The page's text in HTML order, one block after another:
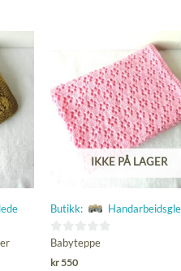
IKKE PÅ LAGER
Butikk:
0
ut
Babyteppe
kr550